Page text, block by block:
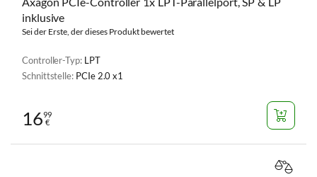
inklusive
Sei der Erste, der dieses Produkt bewertet
Controller-Typ: LPT
Schnittstelle: PCIe 2.0 x1
1699
€